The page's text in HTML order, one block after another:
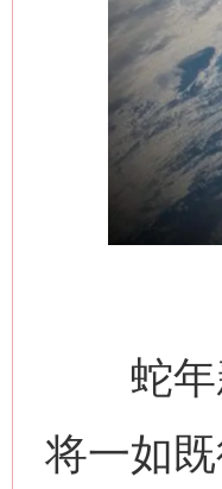
蛇年新
将一如